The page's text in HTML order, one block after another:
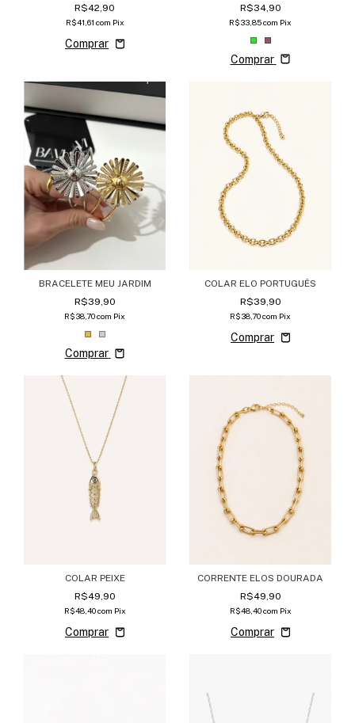
R$42,90
R$41,61 com Pix
R$34,90
R$33,85com Pix
Comprar
BRACELETE MEU JARDIM
R$39,90
R$38,70com Pix
Comprar
COLAR ELO PORTUGUÊS
R$39,90
R$38,70com Pix
COLAR PEIXE
R$49,90
R$48,40com Pix
CORRENTE ELOS DOURADA
R$49,90
R$48,40com Pix